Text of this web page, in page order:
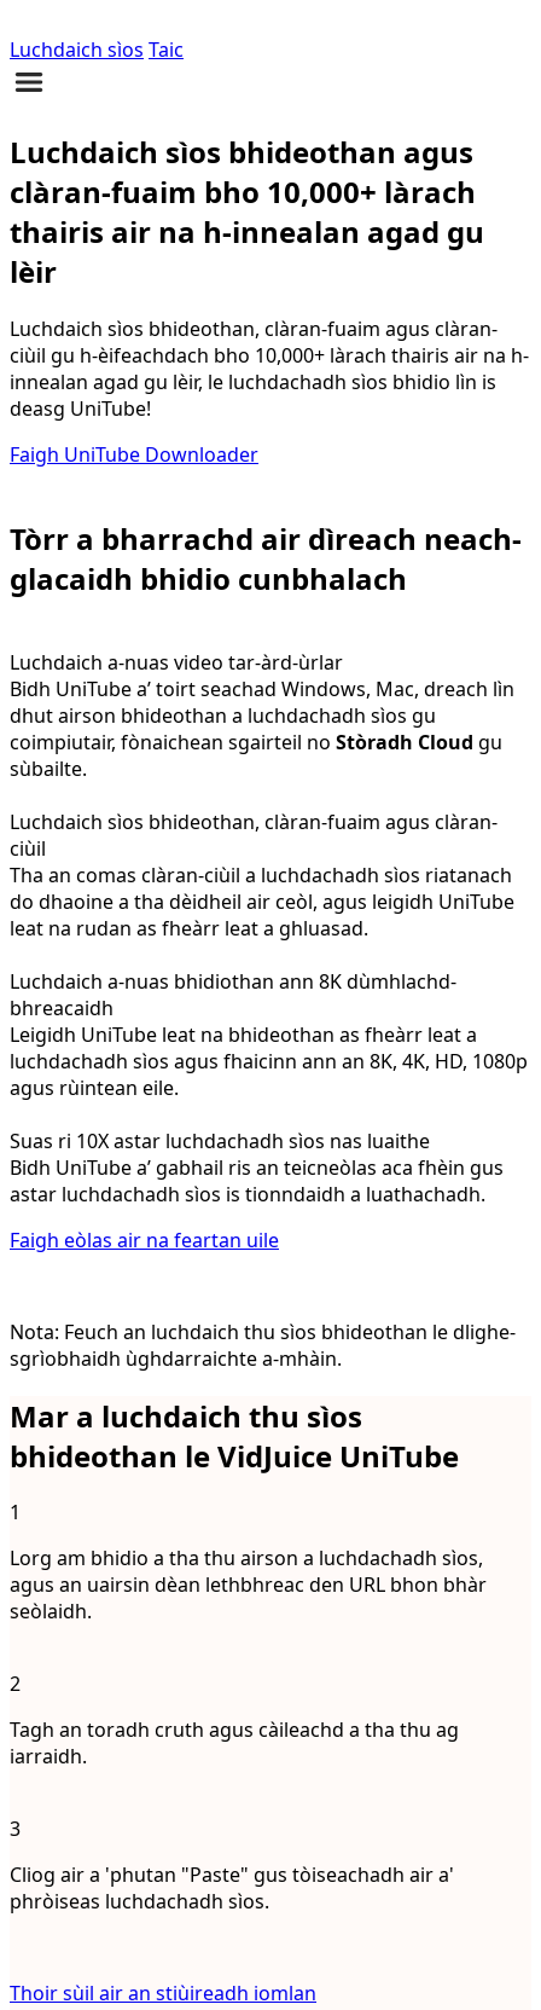
Luchdaich sìos Taic
Luchdaich sìos bhideothan agus
clàran-fuaim bho 10,000+ làrach
thairis air na h-innealan agad gu
lèir
Luchdaich sìos bhideothan, clàran-fuaim agus clàran-
ciùil gu h-èifeachdach bho 10,000+ làrach thairis air na h-
innealan agad gu lèir, le luchdachadh sìos bhidio lìn is
deasg UniTube!
Faigh UniTube Downloader
Tòrr a bharrachd air dìreach neach-
glacaidh bhidio cunbhalach
Luchdaich a-nuas video tar-àrd-ùrlar
Bidh UniTube a’ toirt seachad Windows, Mac, dreach lìn
dhut airson bhideothan a luchdachadh sìos gu
coimpiutair, fònaichean sgairteil no Stòradh Cloud gu
sùbailte.
Luchdaich sìos bhideothan, clàran-fuaim agus clàran-
ciùil
Tha an comas clàran-ciùil a luchdachadh sìos riatanach
do dhaoine a tha dèidheil air ceòl, agus leigidh UniTube
leat na rudan as fheàrr leat a ghluasad.
Luchdaich a-nuas bhidiothan ann 8K dùmhlachd-
bhreacaidh
Leigidh UniTube leat na bhideothan as fheàrr leat a
luchdachadh sìos agus fhaicinn ann an 8K, 4K, HD, 1080p
agus rùintean eile.
Suas ri 10X astar luchdachadh sìos nas luaithe
Bidh UniTube a’ gabhail ris an teicneòlas aca fhèin gus
astar luchdachadh sìos is tionndaidh a luathachadh.
Faigh eòlas air na feartan uile
Nota: Feuch an luchdaich thu sìos bhideothan le dlighe-
sgrìobhaidh ùghdarraichte a-mhàin.
Mar a luchdaich thu sìos
bhideothan le VidJuice UniTube
1
Lorg am bhidio a tha thu airson a luchdachadh sìos,
agus an uairsin dèan lethbhreac den URL bhon bhàr
seòlaidh.
2
Tagh an toradh cruth agus càileachd a tha thu ag
iarraidh.
3
Cliog air a 'phutan "Paste" gus tòiseachadh air a'
phròiseas luchdachadh sìos.
Thoir sùil air an stiùireadh iomlan